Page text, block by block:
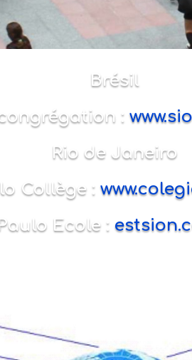
Brésil
:
Rio de Janeiro
Collège :
Ecole :